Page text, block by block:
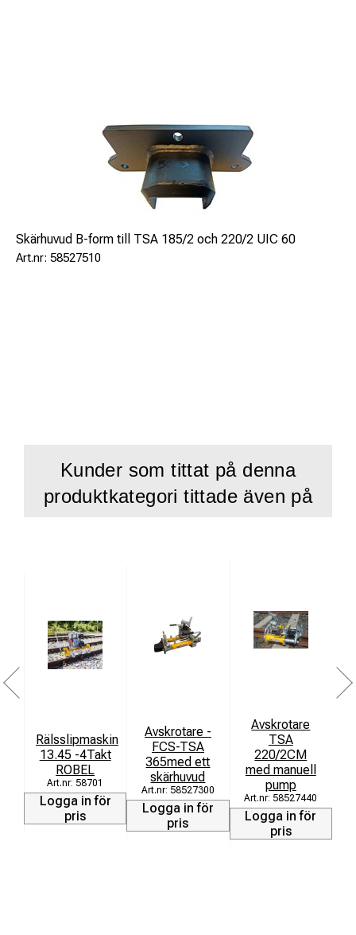
Skärhuvud B-form till TSA 185/2 och 220/2 UIC 60
58527510
Kunder som tittat på denna
produktkategori tittade även på
Rälsslipmaskin
13.45 -4Takt
ROBEL
58701
Logga in för
pris
Avskrotare -
FCS-TSA
365med ett
skärhuvud
58527300
Logga in för
pris
Avskrotare
TSA
220/2CM
med manuell
pump
58527440
Logga in för
pris